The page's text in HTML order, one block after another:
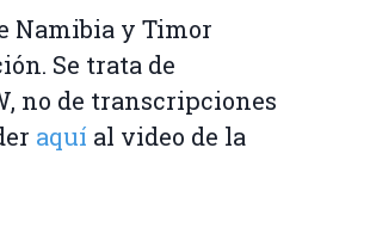
Namibia y Timor
Se trata de
no de transcripciones
aquí al video de la